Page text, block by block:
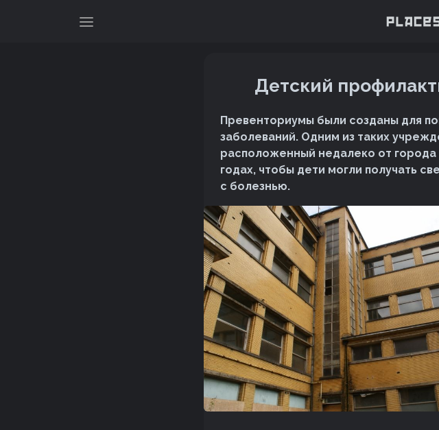
Детский
Превенториумы были созданы для
заболеваний. Одним из таких
расположенный недалеко от
годах, чтобы дети могли получать
с болезнью.